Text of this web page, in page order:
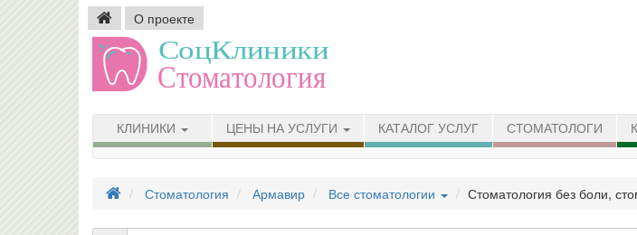
О проекте
КЛИНИКИ ЦЕНЫ НА УСЛУГИ КАТАЛОГ УСЛУГ СТОМАТОЛОГИ
Стоматология Армавир Все стоматологии Стоматология без боли,